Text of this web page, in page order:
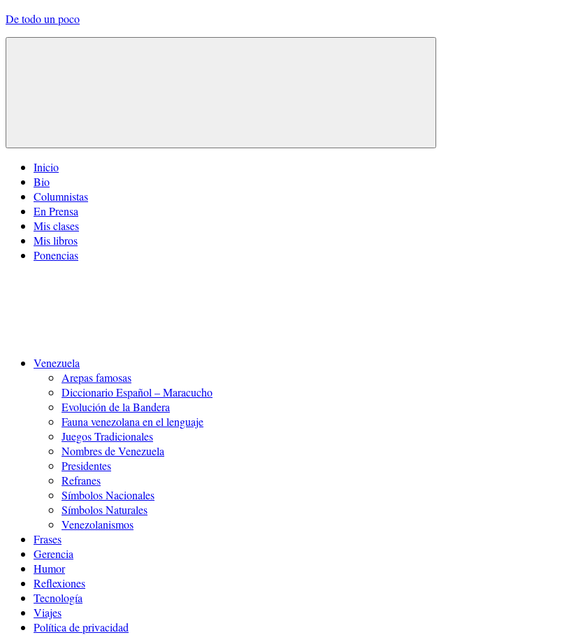
Saltar
contenido
De todo un poco
Viajes
Menú
Inicio
Bio
Columnistas
En Prensa
Mis clases
Mis libros
Ponencias
Venezuela
Arepas famosas
Diccionario Español – Maracucho
Evolución de la Bandera
Fauna venezolana en el lenguaje
Juegos Tradicionales
Nombres de Venezuela
Presidentes
Refranes
Símbolos Nacionales
Símbolos Naturales
Venezolanismos
Frases
Gerencia
Humor
Reflexiones
Tecnología
Viajes
Política de privacidad